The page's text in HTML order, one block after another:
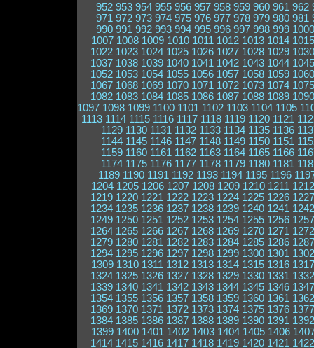
952 953 954 955 956 957 958 959 960 961 962
971 972 973 974 975 976 977 978 979 980 981
990 991 992 993 994 995 996 997 998 999 1000
1007 1008 1009 1010 1011 1012 1013 1014 1015
1022 1023 1024 1025 1026 1027 1028 1029 1030
1037 1038 1039 1040 1041 1042 1043 1044 1045
1052 1053 1054 1055 1056 1057 1058 1059 1060
1067 1068 1069 1070 1071 1072 1073 1074 1075
1082 1083 1084 1085 1086 1087 1088 1089 1090
1097 1098 1099 1100 1101 1102 1103 1104 1105
1113 1114 1115 1116 1117 1118 1119 1120 1121
1129 1130 1131 1132 1133 1134 1135 1136
1144 1145 1146 1147 1148 1149 1150 1151
1159 1160 1161 1162 1163 1164 1165 1166
1174 1175 1176 1177 1178 1179 1180 1181
1189 1190 1191 1192 1193 1194 1195 1196
1204 1205 1206 1207 1208 1209 1210 1211 1212
1219 1220 1221 1222 1223 1224 1225 1226 1227
1234 1235 1236 1237 1238 1239 1240 1241 1242
1249 1250 1251 1252 1253 1254 1255 1256 1257
1264 1265 1266 1267 1268 1269 1270 1271 1272
1279 1280 1281 1282 1283 1284 1285 1286 1287
1294 1295 1296 1297 1298 1299 1300 1301 1302
1309 1310 1311 1312 1313 1314 1315 1316 1317
1324 1325 1326 1327 1328 1329 1330 1331 1332
1339 1340 1341 1342 1343 1344 1345 1346 1347
1354 1355 1356 1357 1358 1359 1360 1361 1362
1369 1370 1371 1372 1373 1374 1375 1376 1377
1384 1385 1386 1387 1388 1389 1390 1391 1392
1399 1400 1401 1402 1403 1404 1405 1406
1414 1415 1416 1417 1418 1419 1420 1421 1422